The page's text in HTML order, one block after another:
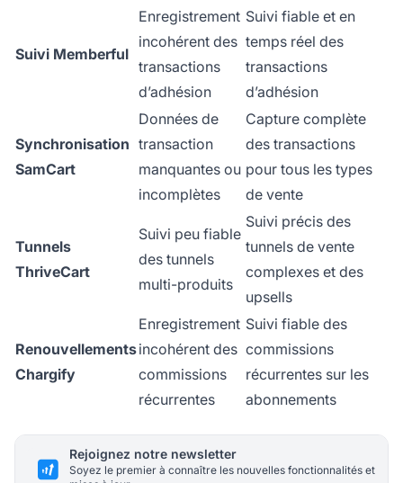
Suivi Memberful
Enregistrement
incohérent des
transactions
d’adhésion
Suivi fiable et en
temps réel des
transactions
d’adhésion
Synchronisation
SamCart
Données de
transaction
manquantes ou
incomplètes
Capture complète
des transactions
pour tous les types
de vente
Tunnels
ThriveCart
Suivi peu fiable
des tunnels
multi-produits
Suivi précis des
tunnels de vente
complexes et des
upsells
Renouvellements
Chargify
Enregistrement
incohérent des
commissions
récurrentes
Suivi fiable des
commissions
récurrentes sur les
abonnements
Rejoignez notre newsletter
Soyez le premier à connaître les nouvelles fonctionnalités et